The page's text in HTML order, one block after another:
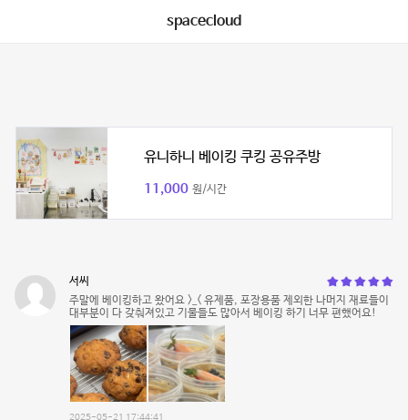
spacecloud
유니하니 베이킹 쿠킹 공유주방
11,000 원/시간
서씨
주말에 베이킹하고 왔어요 >_< 유제품, 포장용품 제외한 나머지 재료들이
대부분이 다 갖춰져있고 기물들도 많아서 베이킹 하기 너무 편했어요!
2025-05-21 17:44:41